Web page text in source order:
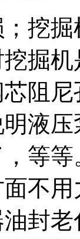
挖
掘
阻
液
等
不
封